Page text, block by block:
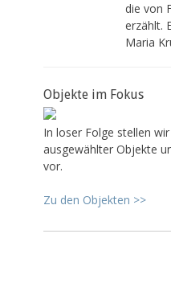
die von
erzählt.
Maria
Objekte im Fokus
In loser Folge stellen
ausgewählter Objekte
vor.
Zu den Objekten >>